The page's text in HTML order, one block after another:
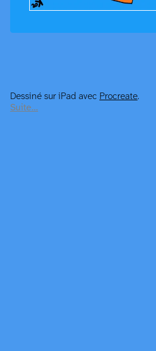
Dessiné sur iPad avec Procreate.
Suite…